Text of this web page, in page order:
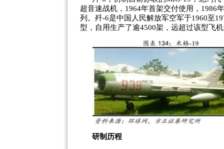
超音速战机，1964年首架交付使用，1986
列。歼-6是中国人民解放军空军于1960至
型，自用生产了逾4500架，远超过该型飞
研制历程